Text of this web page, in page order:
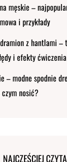
męskie –
i przykłady
z hantlami –
i efekty
– modne spodnie
nosić?
NAJCZĘŚCIEJ